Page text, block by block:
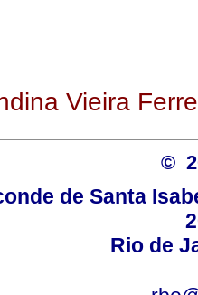
Vieira
©
de Santa
Rio de